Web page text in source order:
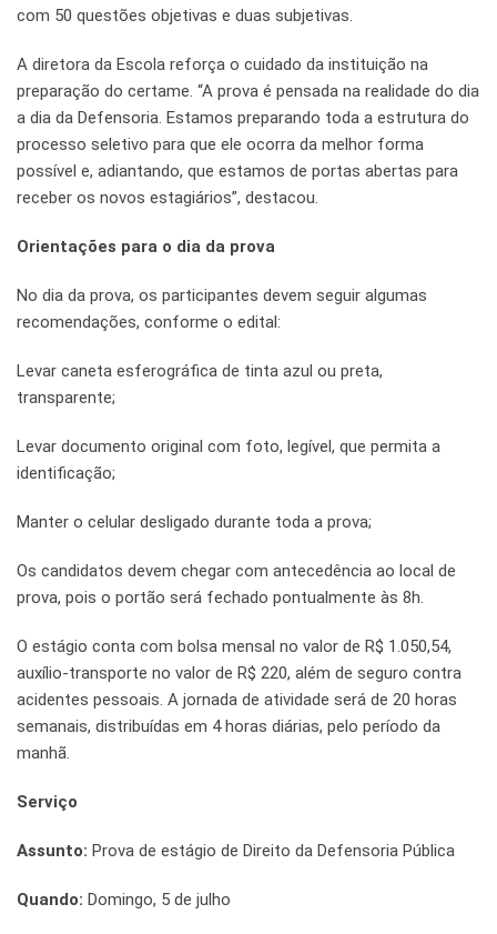
com 50 questões objetivas e duas subjetivas.
A diretora da Escola reforça o cuidado da instituição na
preparação do certame. “A prova é pensada na realidade do dia
a dia da Defensoria. Estamos preparando toda a estrutura do
processo seletivo para que ele ocorra da melhor forma
possível e, adiantando, que estamos de portas abertas para
receber os novos estagiários”, destacou.
Orientações para o dia da prova
No dia da prova, os participantes devem seguir algumas
recomendações, conforme o edital:
Levar caneta esferográfica de tinta azul ou preta,
transparente;
Levar documento original com foto, legível, que permita a
identificação;
Manter o celular desligado durante toda a prova;
Os candidatos devem chegar com antecedência ao local de
prova, pois o portão será fechado pontualmente às 8h.
O estágio conta com bolsa mensal no valor de R$ 1.050,54,
auxílio-transporte no valor de R$ 220, além de seguro contra
acidentes pessoais. A jornada de atividade será de 20 horas
semanais, distribuídas em 4 horas diárias, pelo período da
manhã.
Serviço
Assunto: Prova de estágio de Direito da Defensoria Pública
Quando: Domingo, 5 de julho